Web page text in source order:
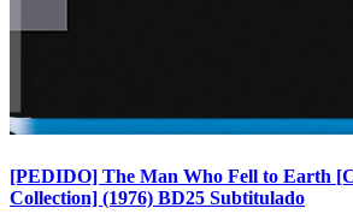
[PEDIDO] The Man Who Fell to Earth
Collection] (1976) BD25 Subtitulado